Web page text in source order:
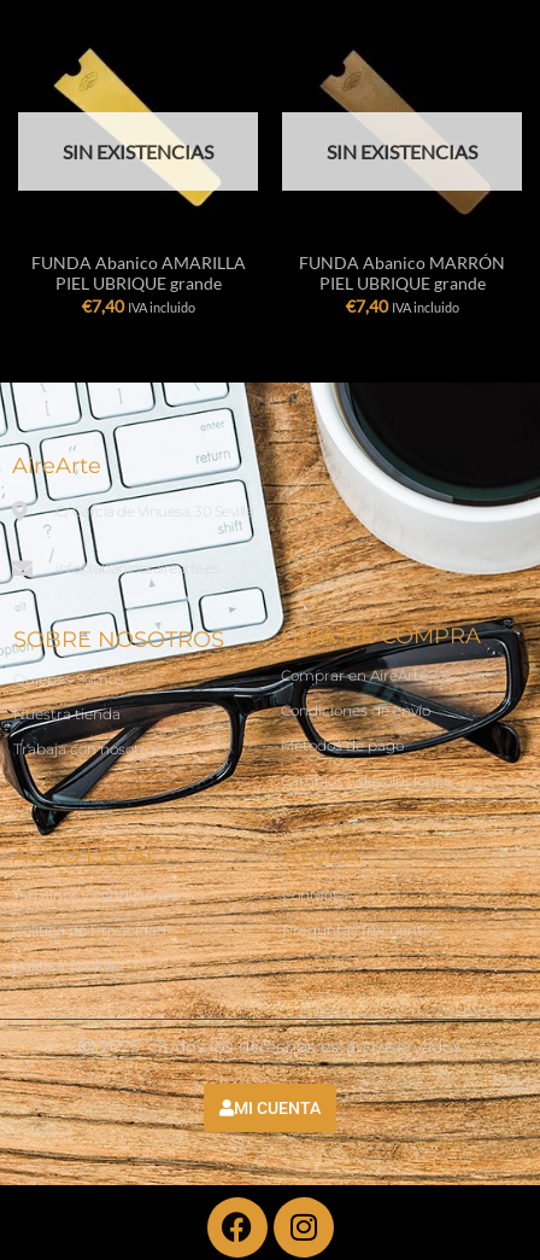
SIN EXISTENCIAS
FUNDA Abanico AMARILLA
PIEL UBRIQUE grande
€7,40 IVA incluido
SIN EXISTENCIAS
FUNDA Abanico MARRÓN
PIEL UBRIQUE grande
€7,40 IVA incluido
AireArte
C/ García de Vinuesa, 30 Sevilla
info@abanicosairearte.es
SOBRE NOSOTROS
Quienes Somos
Nuestra tienda
Trabaja con nosotros
GUÍA DE COMPRA
Comprar en AireArte
Condiciones de envío
Métodos de pago
Cambios y devoluciones
AVISO LEGAL
Terminos y condiciones
Política de Privacidad
Política Cookies
AYUDA
Contacto
Preguntas frecuentes
Ⓒ 2025 - Todos los derechos están reservados
MI CUENTA